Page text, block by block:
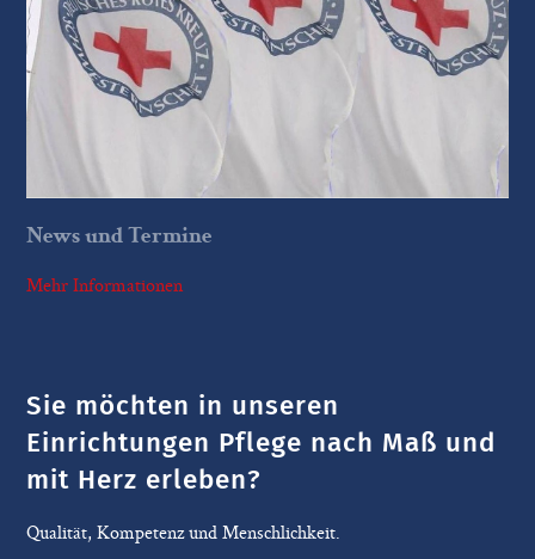
News und Termine
Mehr Informationen
Sie möchten in unseren
Einrichtungen Pflege nach Maß und
mit Herz erleben?
Qualität, Kompetenz und Menschlichkeit.